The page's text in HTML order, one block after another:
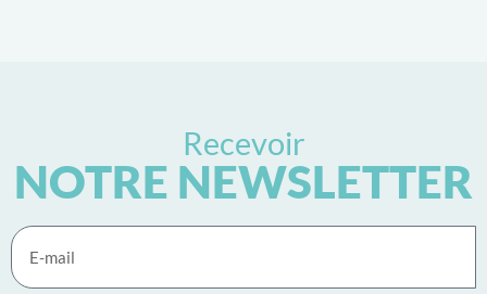
Recevoir
NOTRE NEWSLETTER